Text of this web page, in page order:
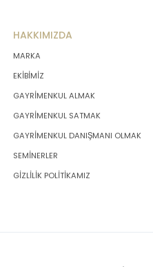
HAKKIMIZDA
MARKA
EKİBİMİZ
GAYRİMENKUL ALMAK
GAYRİMENKUL SATMAK
GAYRİMENKUL DANIŞMANI OLMAK
SEMİNERLER
GİZLİLİK POLİTİKAMIZ